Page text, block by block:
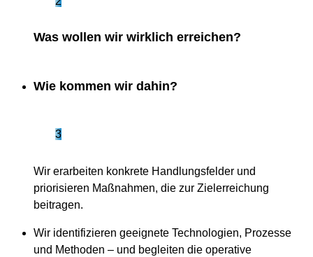
Was wollen wir wirklich erreichen?
Wie kommen wir dahin?
3
Wir erarbeiten konkrete Handlungsfelder und
priorisieren Maßnahmen, die zur Zielerreichung
beitragen.
Wir identifizieren geeignete Technologien, Prozesse
und Methoden – und begleiten die operative